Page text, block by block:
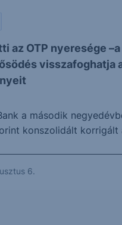
az OTP nyeresége –a
visszafoghatja
a második
konszolidált korrigált
6.